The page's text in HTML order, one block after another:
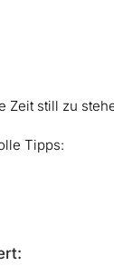
still zu
Tipps: